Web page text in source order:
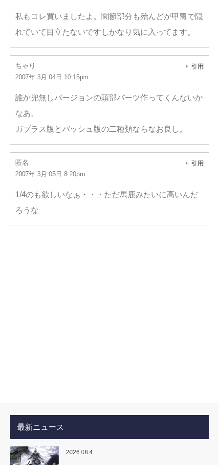
私もコレ買いましたよ。関節部分も殆んどが甲冑で隠
れていて目立たないですしかなり気に入ってます。
ちゃり
2007年 3月 04日 10:15pm
引用
誰か兜無しバージョンの頭部パーツ作ってくんないか
なあ。
ガブラス版とバッシュ版の二種類ならなお良し。
匿名
2007年 3月 05日 8:20pm
引用
1/4のも欲しいなぁ・・・ただ馬鹿みたいに高いんだ
ろうな
最新ニュース
2026.08.4